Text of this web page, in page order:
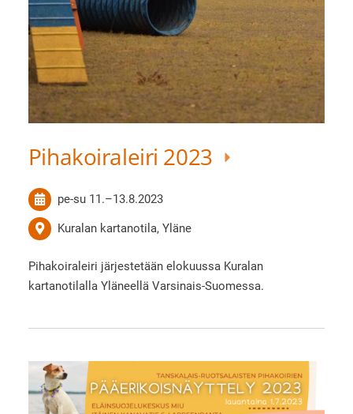
Pihakoiraleiri 2023
pe-su 11.–13.8.2023
Kuralan kartanotila, Yläne
Pihakoiraleiri järjestetään elokuussa Kuralan
kartanotilalla Yläneellä Varsinais-Suomessa.